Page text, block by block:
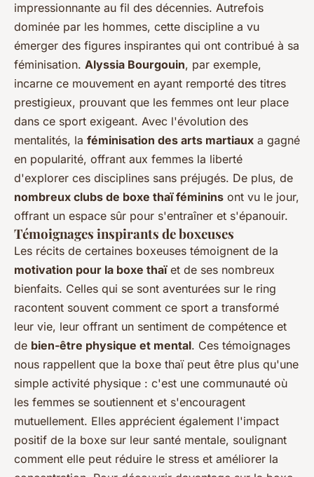
impressionnante au fil des décennies. Autrefois
dominée par les hommes, cette discipline a vu
émerger des figures inspirantes qui ont contribué à sa
féminisation. Alyssia Bourgouin, par exemple,
incarne ce mouvement en ayant remporté des titres
prestigieux, prouvant que les femmes ont leur place
dans ce sport exigeant. Avec l'évolution des
mentalités, la féminisation des arts martiaux a gagné
en popularité, offrant aux femmes la liberté
d'explorer ces disciplines sans préjugés. De plus, de
nombreux clubs de boxe thaï féminins ont vu le jour,
offrant un espace sûr pour s'entraîner et s'épanouir.
Témoignages inspirants de boxeuses
Les récits de certaines boxeuses témoignent de la
motivation pour la boxe thaïet de ses nombreux
bienfaits. Celles qui se sont aventurées sur le ring
racontent souvent comment ce sport a transformé
leur vie, leur offrant un sentiment de compétence et
de bien-être physique et mental. Ces témoignages
nous rappellent que la boxe thaï peut être plus qu'une
simple activité physique : c'est une communauté où
les femmes se soutiennent et s'encouragent
mutuellement. Elles apprécient également l'impact
positif de la boxe sur leur santé mentale, soulignant
comment elle peut réduire le stress et améliorer la